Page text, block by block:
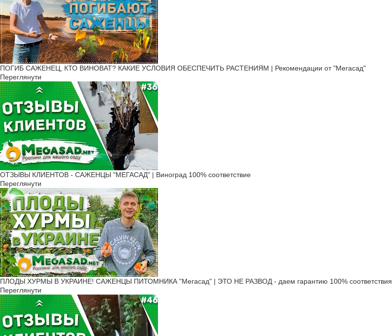
ПОГИБ САЖЕНЕЦ, КТО ВИНОВАТ? КАКИЕ УСЛОВИЯ ОБЕСПЕЧИТЬ РАСТЕНИЯМ | Рекомендации от "Мегасад"
Переглянути
ОТЗЫВЫ КЛИЕНТОВ - САЖЕНЦЫ "МЕГАСАД" | Виноград 100% соответствие
Переглянути
ПЛОДЫ ХУРМЫ В УКРАИНЕ! САЖЕНЦЫ ПИТОМНИКА "Мегасад" | ЭТО НЕ РАЗВОД - даем гарантию 100% соответствия
Переглянути